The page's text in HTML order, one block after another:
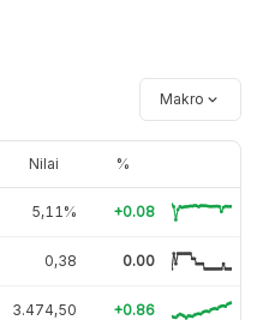
Makro
Nilai %
5,11% +0.08
0,38 0.00
3.474,50 +0.86